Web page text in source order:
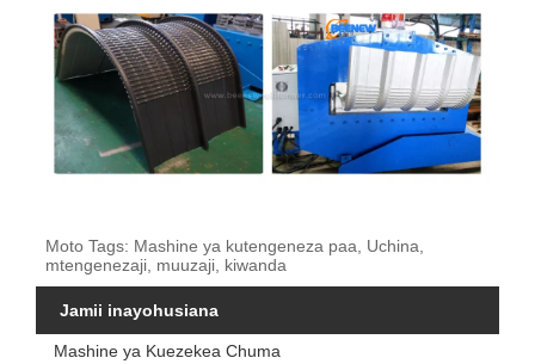
Moto Tags: Mashine ya kutengeneza paa, Uchina,
mtengenezaji, muuzaji, kiwanda
Jamii inayohusiana
Mashine ya Kuezekea Chuma